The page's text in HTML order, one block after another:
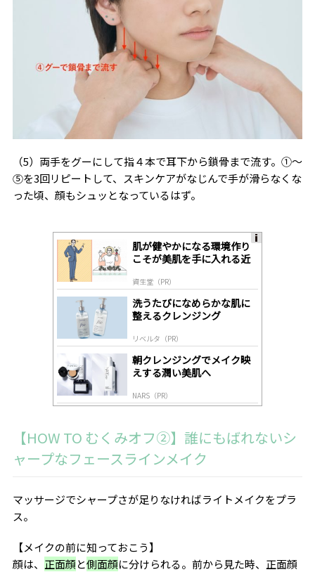
（5）両手をグーにして指４本で耳下から鎖骨まで流す。①〜
⑤を3回リピートして、スキンケアがなじんで手が滑らなくな
った頃、顔もシュッとなっているはず。
肌が健やかになる環境作り
こそが美肌を手に入れる近
資生堂（PR）
洗うたびになめらかな肌に
整えるクレンジング
リベルタ（PR）
朝クレンジングでメイク映
えする潤い美肌へ
NARS（PR）
【HOW TO むくみオフ②】誰にもばれないシ
ャープなフェースラインメイク
マッサージでシャープさが足りなければライトメイクをプラ
ス。
【メイクの前に知っておこう】
顔は、 正面顔と側面顔に分けられる。前から見た時、正面顔